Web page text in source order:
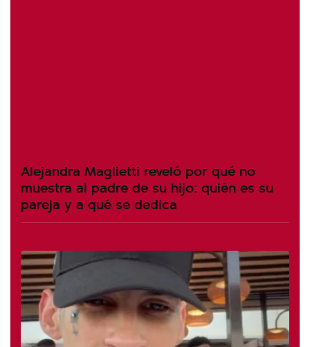
Alejandra Maglietti reveló por qué no
muestra al padre de su hijo: quién es su
pareja y a qué se dedica